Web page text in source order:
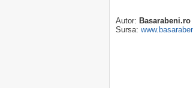
Autor: Basarabeni.ro
Sursa: